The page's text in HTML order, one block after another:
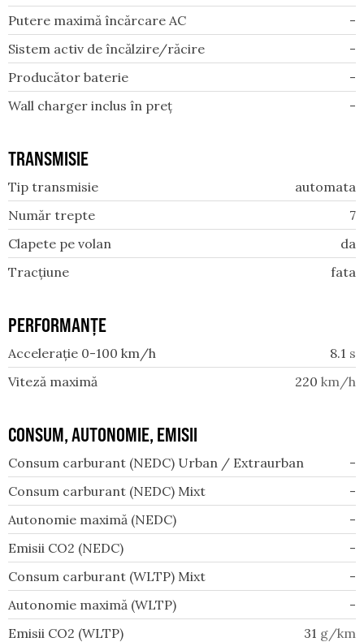
Putere maximă încărcare AC
-
Sistem activ de încălzire/răcire
-
Producător baterie
-
Wall charger inclus în preț
-
TRANSMISIE
Tip transmisie
automata
Număr trepte
7
Clapete pe volan
da
Tracțiune
fata
PERFORMANȚE
Accelerație 0-100 km/h 8.1 s
Viteză maximă
220 km/h
CONSUM, AUTONOMIE, EMISII
Consum carburant (NEDC) Urban / Extraurban
-
Consum carburant (NEDC) Mixt
-
Autonomie maximă (NEDC)
-
Emisii CO2 (NEDC)
-
Consum carburant (WLTP) Mixt
-
Autonomie maximă (WLTP)
-
Emisii CO2 (WLTP)
31 g/km